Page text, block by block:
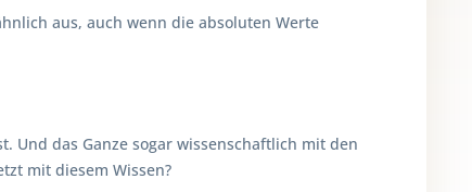
aus, auch wenn die absoluten Werte
Und das Ganze sogar wissenschaftlich mit den
mit diesem Wissen?